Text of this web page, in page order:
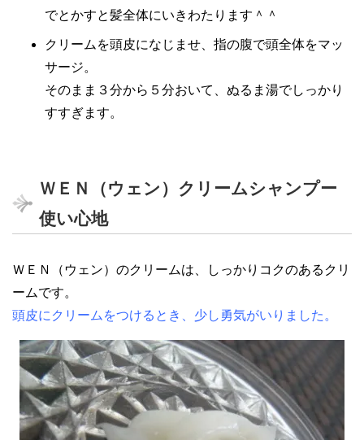
でとかすと髪全体にいきわたります＾＾
クリームを頭皮になじませ、指の腹で頭全体をマッ
サージ。
そのまま３分から５分おいて、ぬるま湯でしっかり
すすぎます。
ＷＥＮ（ウェン）クリームシャンプー
使い心地
ＷＥＮ（ウェン）のクリームは、しっかりコクのあるクリ
ームです。
頭皮にクリームをつけるとき、少し勇気がいりました。